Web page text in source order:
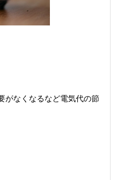
がなくなるなど電気代の節